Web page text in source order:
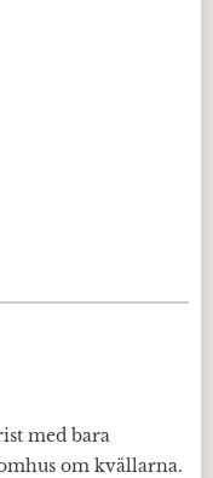
med bara
om kvällarna.